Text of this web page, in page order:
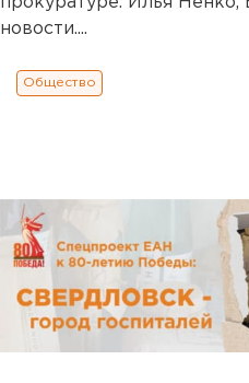
новости....
Общество